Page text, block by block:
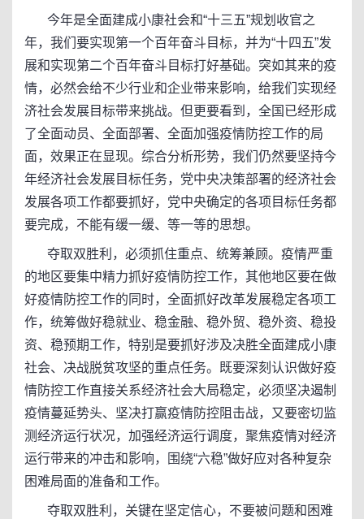
今年是全面建成小康社会和“十三五”规划收官之
年，我们要实现第一个百年奋斗目标，并为“十四五”发
展和实现第二个百年奋斗目标打好基础。突如其来的疫
情，必然会给不少行业和企业带来影响，给我们实现经
济社会发展目标带来挑战。但更要看到，全国已经形成
了全面动员、全面部署、全面加强疫情防控工作的局
面，效果正在显现。综合分析形势，我们仍然要坚持今
年经济社会发展目标任务，党中央决策部署的经济社会
发展各项工作都要抓好，党中央确定的各项目标任务都
要完成，不能有缓一缓、等一等的思想。
夺取双胜利，必须抓住重点、统筹兼顾。疫情严重
的地区要集中精力抓好疫情防控工作，其他地区要在做
好疫情防控工作的同时，全面抓好改革发展稳定各项工
作，统筹做好稳就业、稳金融、稳外贸、稳外资、稳投
资、稳预期工作，特别是要抓好涉及决胜全面建成小康
社会、决战脱贫攻坚的重点任务。既要深刻认识做好疫
情防控工作直接关系经济社会大局稳定，必须坚决遏制
疫情蔓延势头、坚决打赢疫情防控阻击战，又要密切监
测经济运行状况，加强经济运行调度，聚焦疫情对经济
运行带来的冲击和影响，围绕“六稳”做好应对各种复杂
困难局面的准备和工作。
夺取双胜利，关键在坚定信心，不要被问题和困难